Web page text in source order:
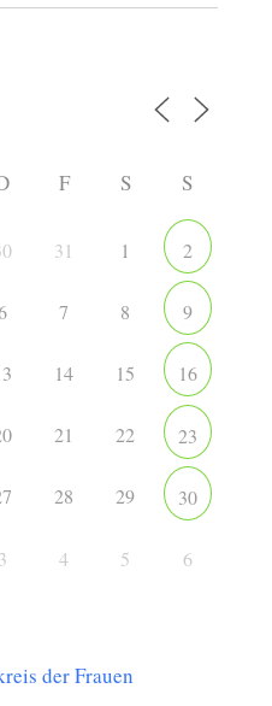
F S S
31 1 2
7 8 9
14 15 16
21 22 23
28 29 30
3 4 5 6
der Frauen